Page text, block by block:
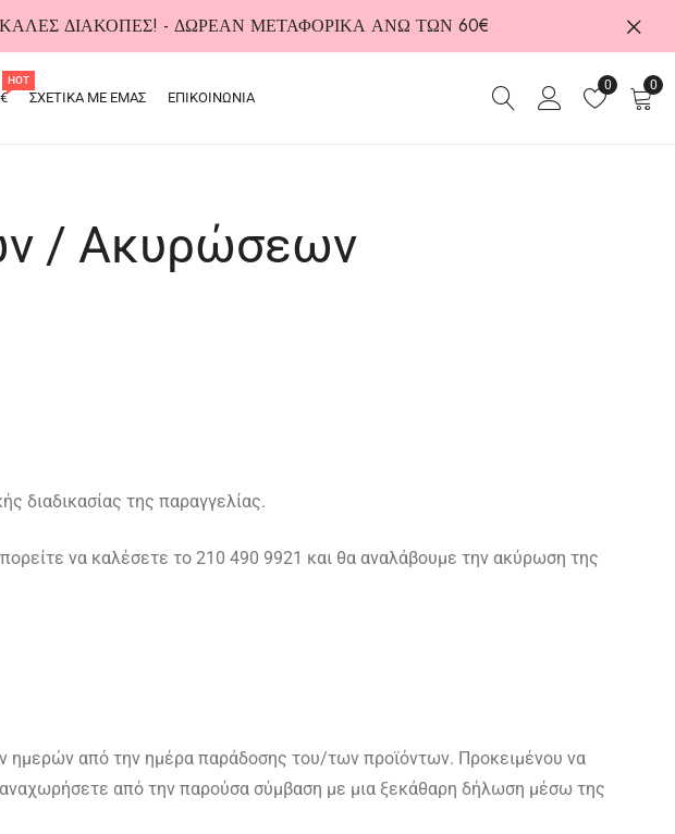
ΔΙΑΚΟΠΕΣ! - ΔΩΡΕΑΝ ΜΕΤΑΦΟΡΙΚΑ ΑΝΩ ΤΩΝ 60€
HOT
ΣΧΕΤΙΚΑ ΜΕ ΕΜΑΣ ΕΠΙΚΟΙΝΩΝΙΑ
0 0
/ Ακυρώσεων
διαδικασίας της παραγγελίας.
να καλέσετε το 210 490 9921 και θα αναλάβουμε την ακύρωση της
ημερών από την ημέρα παράδοσης του/των προϊόντων. Προκειμένου να
από την παρούσα σύμβαση με μια ξεκάθαρη δήλωση μέσω της